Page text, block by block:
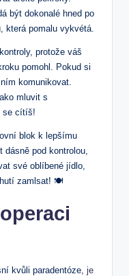
být dokonalé hned po
která pomalu vykvétá.
protože váš
pomohl. Pokud si
komunikovat.
mluvit s
se cítíš!
blok k lepšímu
pod kontrolou,
své oblíbené jídlo,
zamlsat! 🍽️
kvůli paradentóze, je